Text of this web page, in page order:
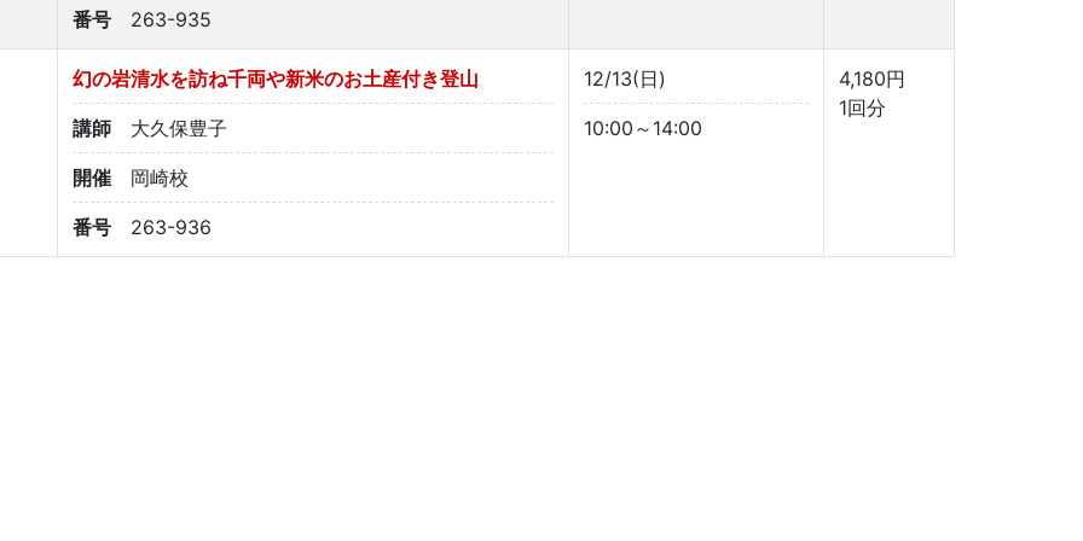
番号 263-935
幻の岩清水を訪ね千両や新米のお土産付き登山
講師 大久保豊子
開催 岡崎校
番号 263-936
12/13(日)
10:00～14:00
4,180円
1回分